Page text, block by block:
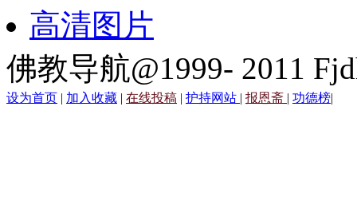
高清图片
佛教导航@1999- 2011
设为首页 | 加入收藏 | 在线投稿 | 护持网站 | 报恩斋 | 功德榜|